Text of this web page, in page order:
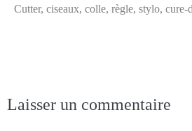
Cutter, ciseaux, colle, règle, stylo, cure-
Laisser un commentaire